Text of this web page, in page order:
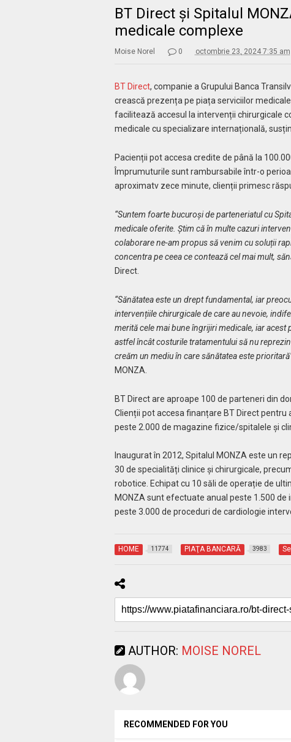
BT Direct și Spitalul
medicale complexe
Moise Norel 0 octombrie 23, 2024 7:35 am
BT Direct, companie a Grupului Banca
crească prezența pe piața serviciilor
facilitează accesul la intervenții chirurgicale
medicale cu specializare internațională,
Pacienții pot accesa credite de până la
Împrumuturile sunt rambursabile într-o
aproximatv zece minute, clienții primesc
“Suntem foarte bucuroși de parteneriatul cu
medicale oferite. Știm că în multe cazuri
colaborare ne-am propus să venim cu soluții
concentra pe ceea ce contează cel mai mult,
Direct.
“Sănătatea este un drept fundamental, iar
intervențiile chirurgicale de care au nevoie,
merită cele mai bune îngrijiri medicale, iar
astfel încât costurile tratamentului să nu
creăm un mediu în care sănătatea este
MONZA.
BT Direct are aproape 100 de parteneri din
Clienții pot accesa finanțare BT Direct
peste 2.000 de magazine fizice/spitalele și
Inaugurat în 2012, Spitalul MONZA este un
30 de specialități clinice și chirurgicale,
robotice. Echipat cu 10 săli de operație de
MONZA sunt efectuate anual peste 1.500
peste 3.000 de proceduri de cardiologie
HOME 11774 PIAŢA BANCARĂ 3983
AUTHOR: MOISE NOREL
RECOMMENDED FOR YOU